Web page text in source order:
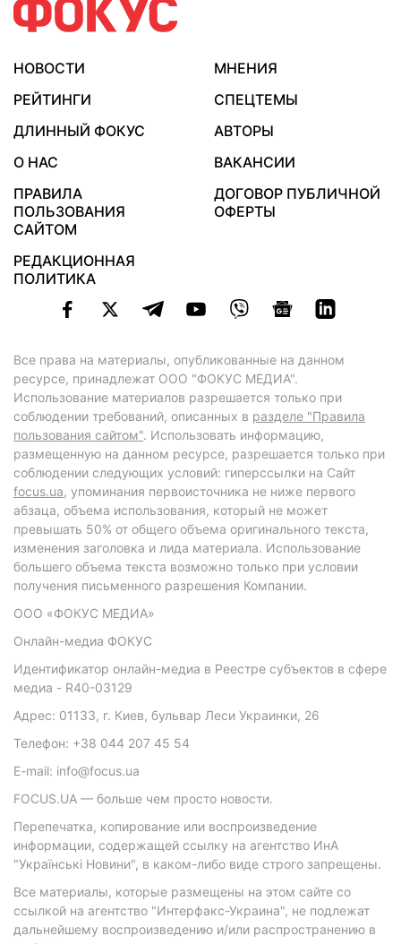
НОВОСТИ
МНЕНИЯ
РЕЙТИНГИ
СПЕЦТЕМЫ
ДЛИННЫЙ ФОКУС
АВТОРЫ
О НАС
ВАКАНСИИ
ПРАВИЛА
ПОЛЬЗОВАНИЯ
САЙТОМ
ДОГОВОР ПУБЛИЧНОЙ
ОФЕРТЫ
РЕДАКЦИОННАЯ
ПОЛИТИКА
Все права на материалы, опубликованные на данном
ресурсе, принадлежат ООО "ФОКУС МЕДИА".
Использование материалов разрешается только при
соблюдении требований, описанных в разделе "Правила
пользования сайтом". Использовать информацию,
размещенную на данном ресурсе, разрешается только при
соблюдении следующих условий: гиперссылки на Сайт
focus.ua, упоминания первоисточника не ниже первого
абзаца, объема использования, который не может
превышать 50% от общего объема оригинального текста,
изменения заголовка и лида материала. Использование
большего объема текста возможно только при условии
получения письменного разрешения Компании.
ООО «ФОКУС МЕДИА»
Онлайн-медиа ФОКУС
Идентификатор онлайн-медиа в Реестре субъектов в сфере
медиа - R40-03129
Адрес: 01133, г. Киев, бульвар Леси Украинки, 26
Телефон: +38 044 207 45 54
E-mail: info@focus.ua
FOCUS.UA — больше чем просто новости.
Перепечатка, копирование или воспроизведение
информации, содержащей ссылку на агентство ИнА
"Українські Новини", в каком-либо виде строго запрещены.
Все материалы, которые размещены на этом сайте со
ссылкой на агентство "Интерфакс-Украина", не подлежат
дальнейшему воспроизведению и/или распространению в